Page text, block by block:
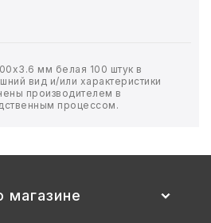
мм белая 100 штук в
вид и/или характеристики
производителем в
процессом.
магазине